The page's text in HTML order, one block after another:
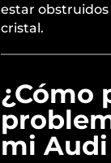
estar
cristal.
¿Cómo
mi Audi